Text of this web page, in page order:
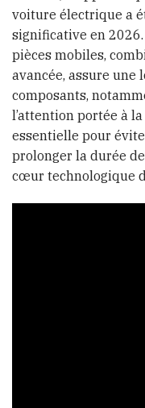
voiture électrique a
significative en
pièces mobiles,
avancée, assure une
composants,
l’attention portée à
essentielle pour
prolonger la durée
cœur technologique